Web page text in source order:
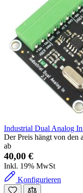
Industrial Dual Analog
Der Preis hängt von den
ab
40,00 €
Inkl. 19% MwSt
Konfigurieren